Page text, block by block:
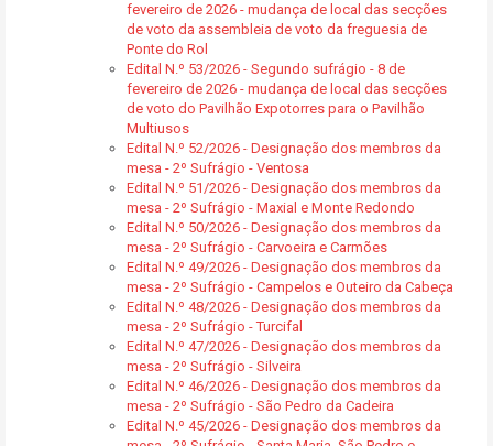
fevereiro de 2026 - mudança de local das secções
de voto da assembleia de voto da freguesia de
Ponte do Rol
Edital N.º 53/2026 - Segundo sufrágio - 8 de
fevereiro de 2026 - mudança de local das secções
de voto do Pavilhão Expotorres para o Pavilhão
Multiusos
Edital N.º 52/2026 - Designação dos membros da
mesa - 2º Sufrágio - Ventosa
Edital N.º 51/2026 - Designação dos membros da
mesa - 2º Sufrágio - Maxial e Monte Redondo
Edital N.º 50/2026 - Designação dos membros da
mesa - 2º Sufrágio - Carvoeira e Carmões
Edital N.º 49/2026 - Designação dos membros da
mesa - 2º Sufrágio - Campelos e Outeiro da Cabeça
Edital N.º 48/2026 - Designação dos membros da
mesa - 2º Sufrágio - Turcifal
Edital N.º 47/2026 - Designação dos membros da
mesa - 2º Sufrágio - Silveira
Edital N.º 46/2026 - Designação dos membros da
mesa - 2º Sufrágio - São Pedro da Cadeira
Edital N.º 45/2026 - Designação dos membros da